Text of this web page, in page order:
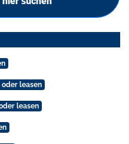
oder leasen
leasen